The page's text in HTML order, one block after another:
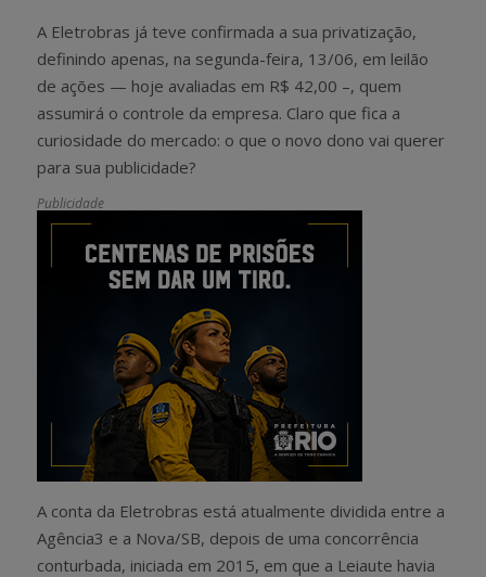
A Eletrobras já teve confirmada a sua privatização,
definindo apenas, na segunda-feira, 13/06, em leilão
de ações — hoje avaliadas em R$ 42,00 –, quem
assumirá o controle da empresa. Claro que fica a
curiosidade do mercado: o que o novo dono vai querer
para sua publicidade?
Publicidade
A conta da Eletrobras está atualmente dividida entre a
Agência3 e a Nova/SB, depois de uma concorrência
conturbada, iniciada em 2015, em que a Leiaute havia